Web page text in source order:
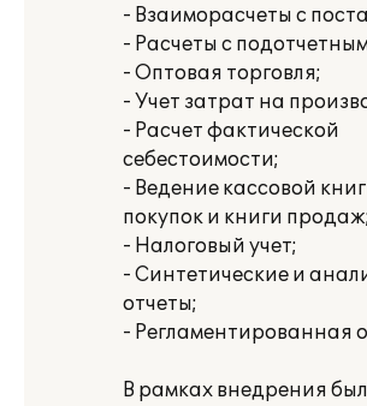
- Взаиморасчеты с
- Расчеты с
- Оптовая торговля;
- Учет затрат на
- Расчет фактической
себестоимости;
- Ведение кассовой
покупок и книги
- Налоговый учет;
- Синтетические и
отчеты;
- Регламентированная
В рамках внедрения